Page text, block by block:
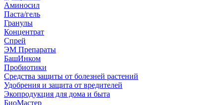
Аминосил
Паста/гель
Гранулы
Концентрат
Спрей
ЭМ Препараты
БашИнком
Пробиотики
Средства защиты от болезней растений
Удобрения и защита от вредителей
Экопродукция для дома и быта
БиоМастер